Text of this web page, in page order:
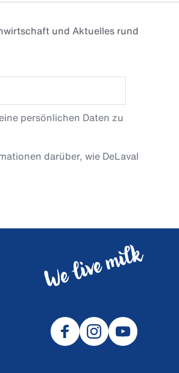
und Aktuelles rund
persönlichen Daten zu
darüber, wie DeLaval